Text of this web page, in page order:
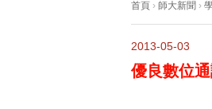
首頁 › 師大新聞 ›
2013-05-03
優良數位